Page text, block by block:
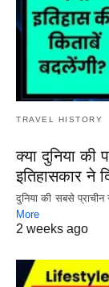
TRAVEL HISTORY
क्या दुनिया की
इतिहासकार ने
दुनिया की सबसे
More
2 weeks ago